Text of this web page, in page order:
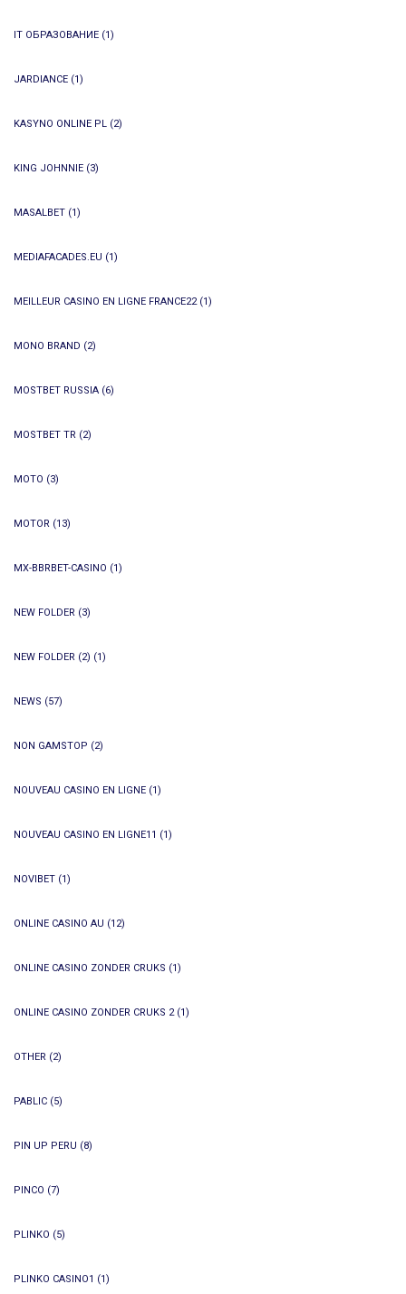
IT ОБРАЗОВАНИЕ (1)
JARDIANCE (1)
KASYNO ONLINE PL (2)
KING JOHNNIE (3)
MASALBET (1)
MEDIAFACADES.EU (1)
MEILLEUR CASINO EN LIGNE FRANCE22(1)
MONO BRAND (2)
MOSTBET RUSSIA (6)
MOSTBET TR (2)
MOTO (3)
MOTOR (13)
MX-BBRBET-CASINO (1)
NEW FOLDER (3)
NEW FOLDER (2) (1)
NEWS (57)
NON GAMSTOP (2)
NOUVEAU CASINO EN LIGNE (1)
NOUVEAU CASINO EN LIGNE11 (1)
NOVIBET (1)
ONLINE CASINO AU (12)
ONLINE CASINO ZONDER CRUKS (1)
ONLINE CASINO ZONDER CRUKS 2(1)
OTHER (2)
PABLIC (5)
PIN UP PERU (8)
PINCO (7)
PLINKO (5)
PLINKO CASINO1 (1)